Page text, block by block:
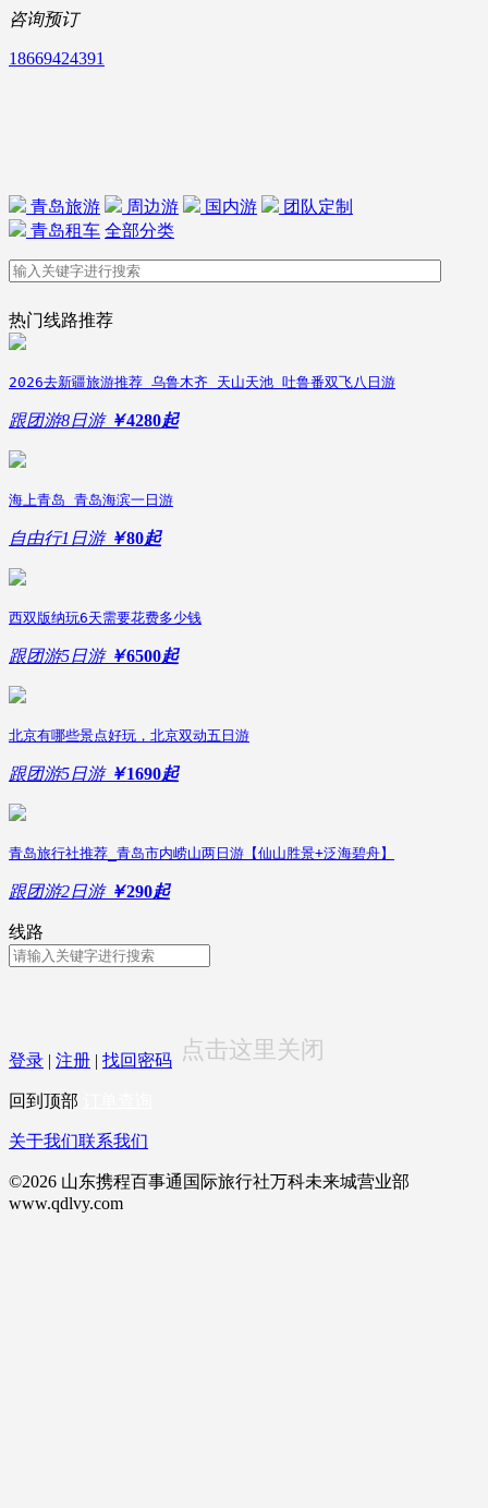
咨询预订
18669424391
青岛旅游 周边游 国内游
团队定制
青岛租车 全部分类
热门线路推荐
2026去新疆旅游推荐 乌鲁木齐 天山天池 吐鲁番双飞八日游
跟团游8日游 ￥4280起
海上青岛 青岛海滨一日游
自由行1日游 ￥80起
西双版纳玩6天需要花费多少钱
跟团游5日游 ￥6500起
北京有哪些景点好玩，北京双动五日游
跟团游5日游 ￥1690起
青岛旅行社推荐_青岛市内崂山两日游【仙山胜景+泛海碧舟】
跟团游2日游 ￥290起
线路
点击这里关闭
登录 | 注册 | 找回密码
回到顶部
关于我们联系我们
©2026 山东携程百事通国际旅行社万科未来城营业部
www.qdlvy.com